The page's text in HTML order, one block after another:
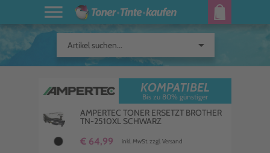
Artikel suchen... arrow_drop_down
KOMPATIBEL
Bis zu 80% günstiger
AMPERTEC TONER ERSETZT BROTHER
TN-2510XL SCHWARZ
€ 64,99 inkl. MwSt. zzgl. Versand